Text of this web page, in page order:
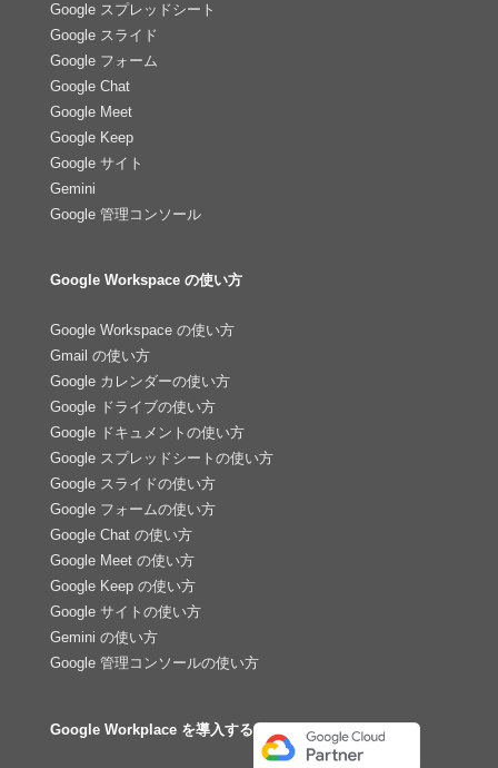
Google スプレッドシート
Google スライド
Google フォーム
Google Chat
Google Meet
Google Keep
Google サイト
Gemini
Google 管理コンソール
Google Workspace の使い方
Google Workspace の使い方
Gmail の使い方
Google カレンダーの使い方
Google ドライブの使い方
Google ドキュメントの使い方
Google スプレッドシートの使い方
Google スライドの使い方
Google フォームの使い方
Google Chat の使い方
Google Meet の使い方
Google Keep の使い方
Google サイトの使い方
Gemini の使い方
Google 管理コンソールの使い方
Google Workplace を導入する